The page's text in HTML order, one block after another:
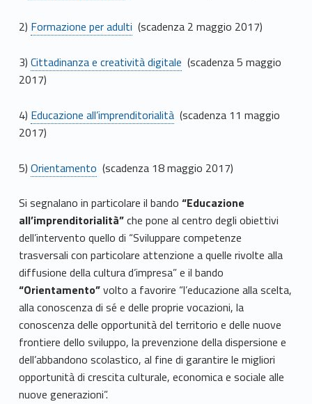
2) Formazione per adulti (scadenza 2 maggio 2017)
3) Cittadinanza e creatività digitale (scadenza 5 maggio
2017)
4) Educazione all’imprenditorialità(scadenza 11 maggio
2017)
5) Orientamento (scadenza 18 maggio 2017)
Si segnalano in particolare il bando “Educazione
all’imprenditorialità”che pone al centro degli obiettivi
dell’intervento quello di “Sviluppare competenze
trasversali con particolare attenzione a quelle rivolte alla
diffusione della cultura d’impresa” e il bando
“Orientamento”volto a favorire “l’educazione alla scelta,
alla conoscenza di sé e delle proprie vocazioni, la
conoscenza delle opportunità del territorio e delle nuove
frontiere dello sviluppo, la prevenzione della dispersione e
dell’abbandono scolastico, al fine di garantire le migliori
opportunità di crescita culturale, economica e sociale alle
nuove generazioni”.